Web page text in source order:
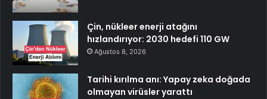
Çin, nükleer enerji atağını
hızlandırıyor: 2030 hedefi 110 GW
Ağustos 8, 2026
Tarihi kırılma anı: Yapay zeka doğada
olmayan virüsler yarattı